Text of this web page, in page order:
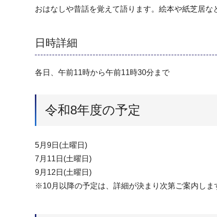
おはなしや昔話を覚えて語ります。絵本や紙芝居な
日時詳細
各日、午前11時から午前11時30分まで
令和8年度の予定
5月9日(土曜日)
7月11日(土曜日)
9月12日(土曜日)
※10月以降の予定は、詳細が決まり次第ご案内しま